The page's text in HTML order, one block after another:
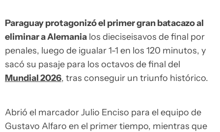
Paraguay protagonizó el primer gran batacazo al
eliminar a Alemania los dieciseisavos de final por
penales, luego de igualar 1-1 en los 120 minutos, y
sacó su pasaje para los octavos de final del
Mundial 2026, tras conseguir un triunfo histórico.
Abrió el marcador Julio Enciso para el equipo de
Gustavo Alfaro en el primer tiempo, mientras que